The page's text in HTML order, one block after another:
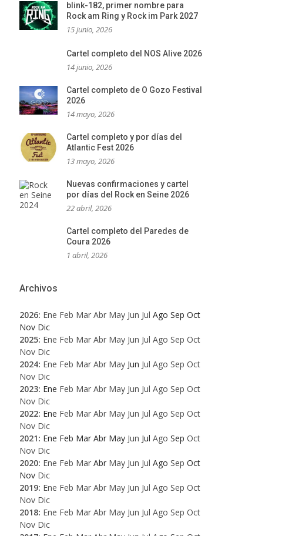
blink-182, primer nombre para
Rock am Ring y Rock im Park 2027
15 junio, 2026
Cartel completo del NOS Alive 2026
14 junio, 2026
Cartel completo de O Gozo Festival
2026
14 mayo, 2026
Cartel completo y por días del
Atlantic Fest 2026
13 mayo, 2026
Nuevas confirmaciones y cartel
por días del Rock en Seine 2026
22 abril, 2026
Cartel completo del Paredes de
Coura 2026
1 abril, 2026
Archivos
2026: Ene Feb Mar Abr May Jun Jul Ago Sep Oct
Nov Dic
2025: Ene Feb Mar Abr May Jun Jul Ago Sep Oct
Nov Dic
2024: Ene Feb Mar Abr May Jun Jul Ago Sep Oct
Nov Dic
2023: Ene Feb Mar Abr May Jun Jul Ago Sep Oct
Nov Dic
2022: Ene Feb Mar Abr May Jun Jul Ago Sep Oct
Nov Dic
2021: Ene Feb Mar Abr May Jun Jul Ago Sep Oct
Nov Dic
2020: Ene Feb Mar Abr May Jun Jul Ago Sep Oct
Nov Dic
2019: Ene Feb Mar Abr May Jun Jul Ago Sep Oct
Nov Dic
2018: Ene Feb Mar Abr May Jun Jul Ago Sep Oct
Nov Dic